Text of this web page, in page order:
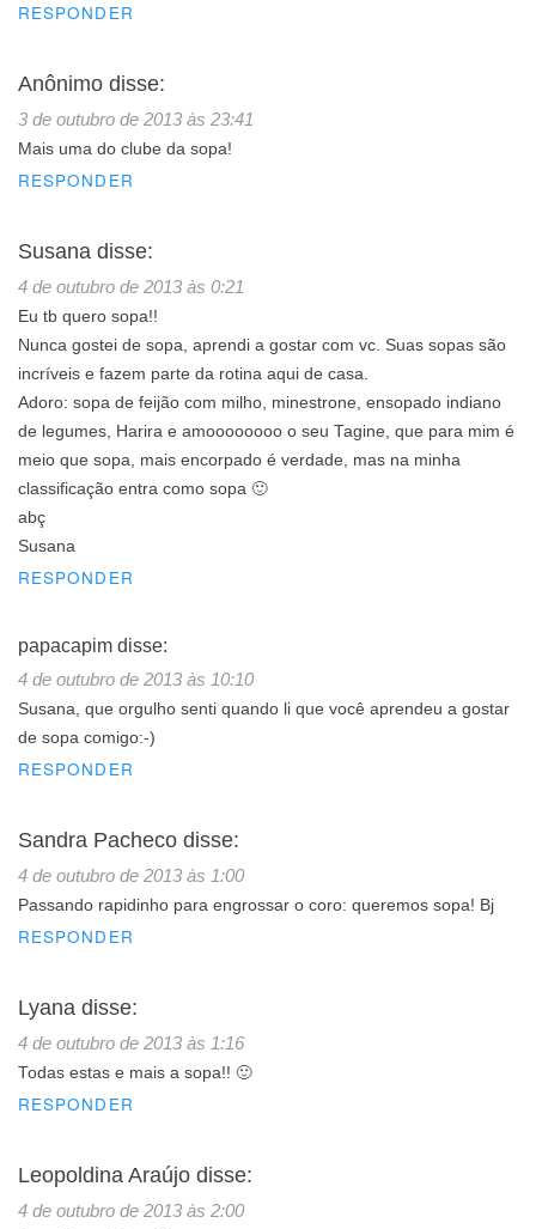
RESPONDER
Anônimo disse:
3 de outubro de 2013 às 23:41
Mais uma do clube da sopa!
RESPONDER
Susana disse:
4 de outubro de 2013 às 0:21
Eu tb quero sopa!!
Nunca gostei de sopa, aprendi a gostar com vc. Suas sopas são
incríveis e fazem parte da rotina aqui de casa.
Adoro: sopa de feijão com milho, minestrone, ensopado indiano
de legumes, Harira e amoooooooo o seu Tagine, que para mim é
meio que sopa, mais encorpado é verdade, mas na minha
classificação entra como sopa 🙂
abç
Susana
RESPONDER
papacapim disse:
4 de outubro de 2013 às 10:10
Susana, que orgulho senti quando li que você aprendeu a gostar
de sopa comigo:-)
RESPONDER
Sandra Pacheco disse:
4 de outubro de 2013 às 1:00
Passando rapidinho para engrossar o coro: queremos sopa! Bj
RESPONDER
Lyana disse:
4 de outubro de 2013 às 1:16
Todas estas e mais a sopa!! 🙂
RESPONDER
Leopoldina Araújo disse:
4 de outubro de 2013 às 2:00